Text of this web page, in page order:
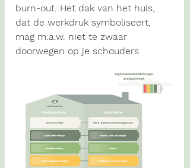
burn-out. Het dak van het huis,
dat de werkdruk symboliseert,
mag m.a.w. niet te zwaar
doorwegen op je schouders